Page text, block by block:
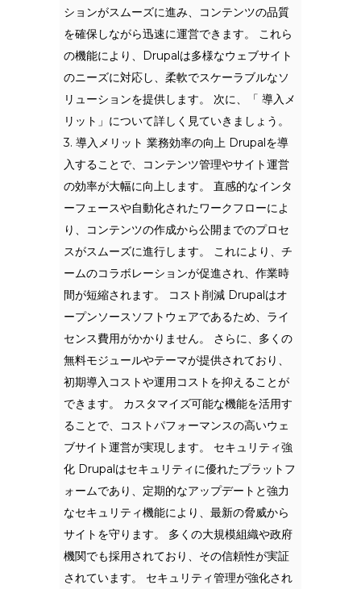
ションがスムーズに進み、コンテンツの品質
を確保しながら迅速に運営できます。 これら
の機能により、Drupalは多様なウェブサイト
のニーズに対応し、柔軟でスケーラブルなソ
リューションを提供します。 次に、「 導入メ
リット」について詳しく見ていきましょう。
3. 導入メリット 業務効率の向上 Drupalを導
入することで、コンテンツ管理やサイト運営
の効率が大幅に向上します。 直感的なインタ
ーフェースや自動化されたワークフローによ
り、コンテンツの作成から公開までのプロセ
スがスムーズに進行します。 これにより、チ
ームのコラボレーションが促進され、作業時
間が短縮されます。 コスト削減 Drupalはオ
ープンソースソフトウェアであるため、ライ
センス費用がかかりません。 さらに、多くの
無料モジュールやテーマが提供されており、
初期導入コストや運用コストを抑えることが
できます。 カスタマイズ可能な機能を活用す
ることで、コストパフォーマンスの高いウェ
ブサイト運営が実現します。 セキュリティ強
化 Drupalはセキュリティに優れたプラットフ
ォームであり、定期的なアップデートと強力
なセキュリティ機能により、最新の脅威から
サイトを守ります。 多くの大規模組織や政府
機関でも採用されており、その信頼性が実証
されています。 セキュリティ管理が強化され